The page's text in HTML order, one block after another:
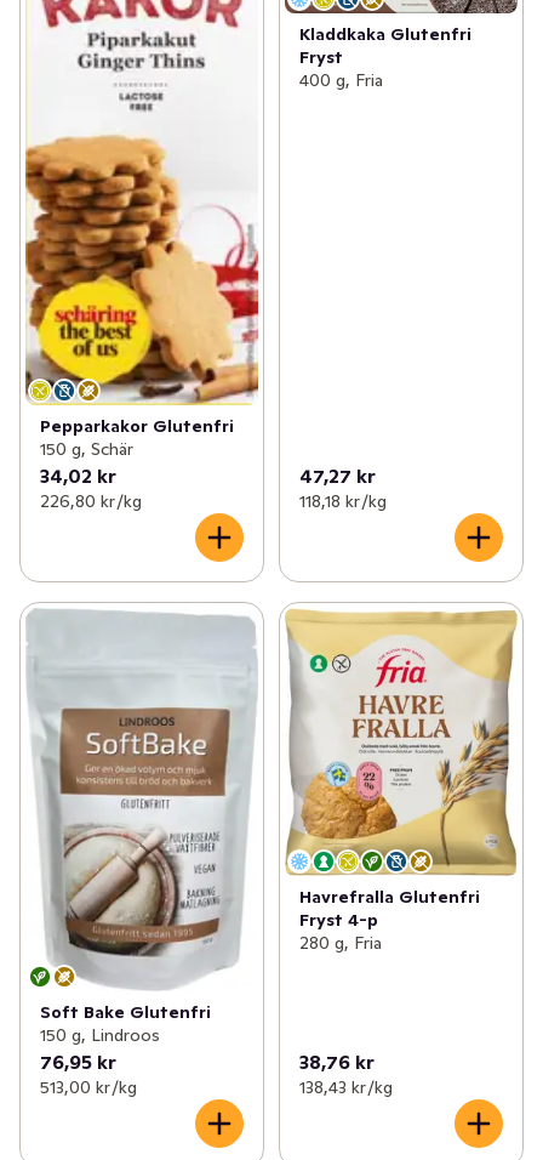
Pepparkakor Glutenfri
150 g, Schär
34,02 kr
226,80 kr /kg
Kladdkaka Glutenfri
Fryst
400 g, Fria
47,27 kr
118,18 kr /kg
Soft Bake Glutenfri
150 g, Lindroos
76,95 kr
513,00 kr /kg
Havrefralla Glutenfri
Fryst 4-p
280 g, Fria
38,76 kr
138,43 kr /kg